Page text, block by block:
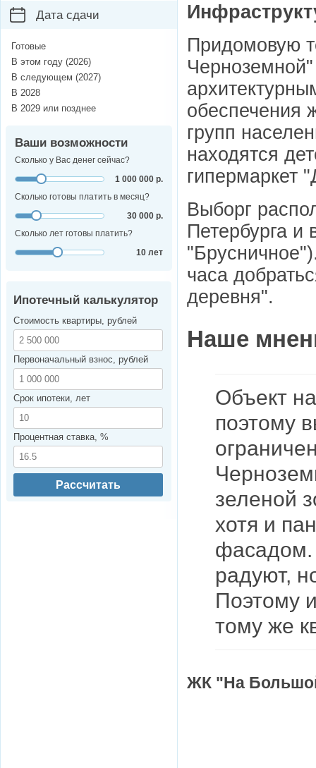
Придомовую
обеспечения
групп
находятся
гипермаркет
Выборг
Петербурга
часа
деревня".
Наше
Объект
поэтому
зеленой
хотя и
фасадом.
радуют,
Поэтому
тому же
ЖК "На
Дата сдачи
Готовые
В этом году (2026)
В следующем (2027)
В 2028
В 2029 или позднее
Ваши возможности
Сколько у Вас денег сейчас?
1 000 000 р.
Сколько готовы платить в месяц?
30 000 р.
Сколько лет готовы платить?
10 лет
Ипотечный калькулятор
Стоимость квартиры, рублей
Первоначальный взнос, рублей
Срок ипотеки, лет
Процентная ставка, %
Рассчитать